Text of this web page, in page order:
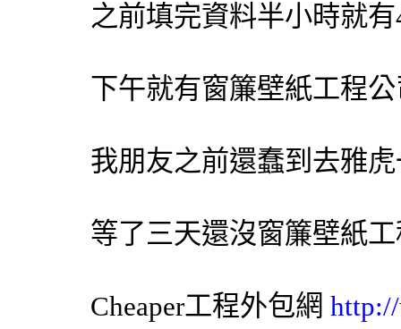
之前填完資料半小時就
下午就有窗簾壁紙工程
我朋友之前還蠢到去雅
等了三天還沒窗簾壁紙
Cheaper工程外包網